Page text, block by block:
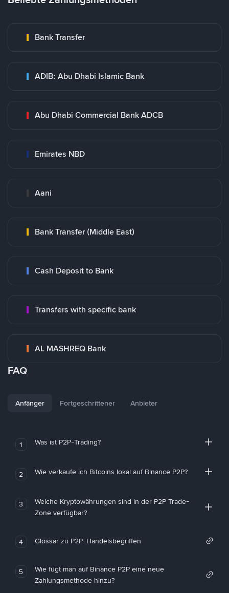
Bank Transfer
ADIB: Abu Dhabi Islamic Bank
Abu Dhabi Commercial Bank ADCB
Emirates NBD
Aani
Bank Transfer (Middle East)
Cash Deposit to Bank
Transfers with specific bank
AL MASHREQ Bank
FAQ
Anfänger Fortgeschrittener Anbieter
1 Was ist P2P-Trading?
2 Wie verkaufe ich Bitcoins lokal auf Binance P2P?
3
Welche Kryptowährungen sind in der P2P Trade-
Zone verfügbar?
4 Glossar zu P2P-Handelsbegriffen
5
Wie fügt man auf Binance P2P eine neue
Zahlungsmethode hinzu?